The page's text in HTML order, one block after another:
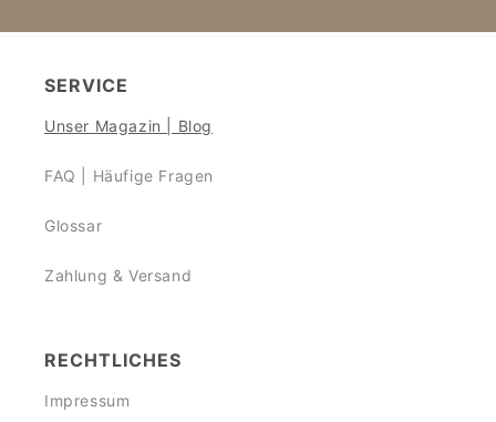
SERVICE
Unser Magazin | Blog
FAQ | Häufige Fragen
Glossar
Zahlung & Versand
RECHTLICHES
Impressum